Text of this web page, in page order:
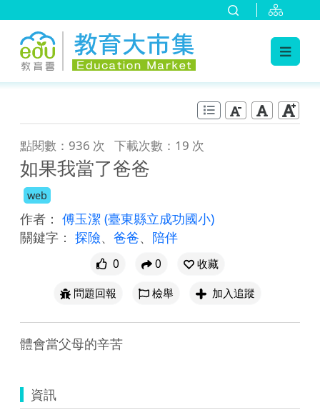
點閱數：936 次 下載次數：19 次
如果我當了爸爸
web
作者： 傅玉潔 (臺東縣立成功國小)
關鍵字： 探險、 爸爸、 陪伴
0 0
收藏
問題回報
檢舉 加入追蹤
體會當父母的辛苦
資訊